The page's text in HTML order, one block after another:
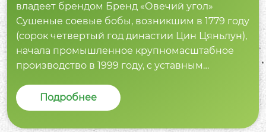
владеет брендом Бренд «Овечий угол»
Сушеные соевые бобы, возникшим в 1779 году
(сорок четвертый год династии Цин Цяньлун),
начала промышленное крупномасштабное
производство в 1999 году, с уставным
16,000 млн юаней и 110 сотрудниками,
компания принимает Овечий угол Сушеные
продукты из соевых бобов и другие продукты
Подробнее